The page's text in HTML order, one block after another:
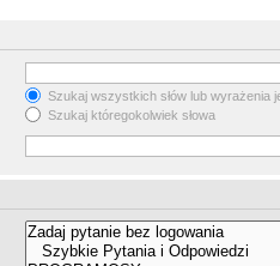
Szukaj wszystkich słów lub wyrażenia
Szukaj któregokolwiek słowa